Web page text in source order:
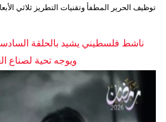
توظيف الحرير المطفأ وتقنيات التطريز ثلاثي
ناشط فلسطيني يشيد بالحلقة
ويوجه تحية لصناع